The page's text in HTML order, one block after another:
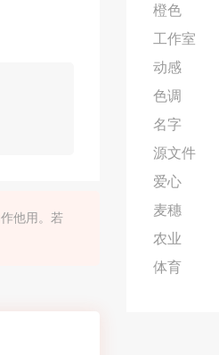
他用。若
橙色
工作室
动感
色调
名字
源文件
爱心
麦穗
农业
体育